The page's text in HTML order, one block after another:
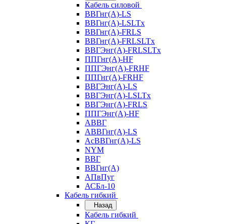
Кабель силовой
ВВГнг(А)-LS
ВВГнг(А)-LSLTx
ВВГнг(А)-FRLS
ВВГнг(А)-FRLSLTx
ВВГЭнг(А)-FRLSLTx
ППГнг(А)-HF
ППГЭнг(А)-FRHF
ППГнг(А)-FRHF
ВВГЭнг(А)-LS
ВВГЭнг(А)-LSLTx
ВВГЭнг(А)-FRLS
ППГЭнг(А)-HF
АВВГ
АВВГнг(А)-LS
АсВВГнг(А)-LS
NYM
ВВГ
ВВГнг(А)
АПвПуг
АСБл-10
Кабель гибкий
Назад
Кабель гибкий